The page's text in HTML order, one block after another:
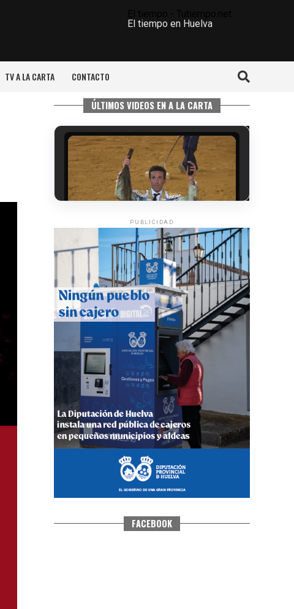
El tiempo en Huelva
TV A LA CARTA CONTACTO
ÚLTIMOS VIDEOS EN A LA CARTA
6º DÍA DE LAS FIESTAS COLOMBINAS
2026
·Huelvatv
QUINTA CORRIDA DE LAS FIESTAS
COLOMBINAS 2026
hace 4 días· Huelvatv
PUBLICIDAD
FACEBOOK